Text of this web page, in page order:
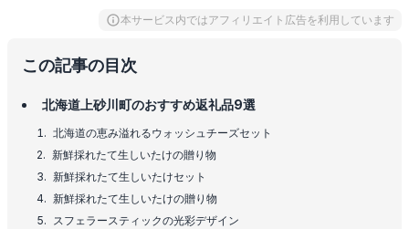
本サービス内ではアフィリエイト広告を利用しています
この記事の目次
北海道上砂川町のおすすめ返礼品9選
北海道の恵み溢れるウォッシュチーズセット
新鮮採れたて生しいたけの贈り物
新鮮採れたて生しいたけセット
新鮮採れたて生しいたけの贈り物
スフェラースティックの光彩デザイン